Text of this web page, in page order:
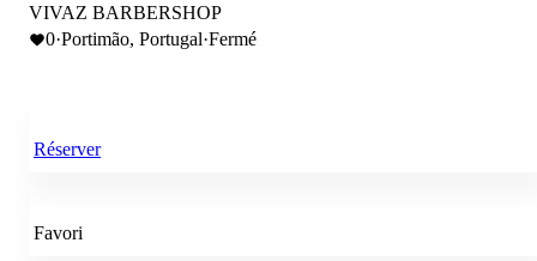
VIVAZ BARBERSHOP
0·Portimão, Portugal·Fermé
Réserver
Favori